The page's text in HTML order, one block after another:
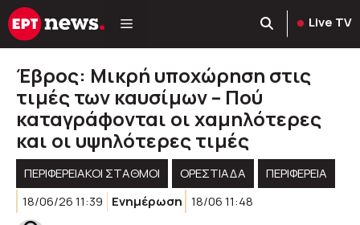
Μετάβαση
σε
Live TV
Έβρος: Μικρή υποχώρηση στις
τιμές των καυσίμων – Πού
καταγράφονται οι χαμηλότερες
και οι υψηλότερες τιμές
ΠΕΡΙΦΕΡΕΙΑΚΟΊ ΣΤΑΘΜΟΊ ΟΡΕΣΤΙΑΔΑ
ΠΕΡΙΦΈΡΕΙΑ
18/06/26 11:39
Ενημέρωση 18/06 11:48